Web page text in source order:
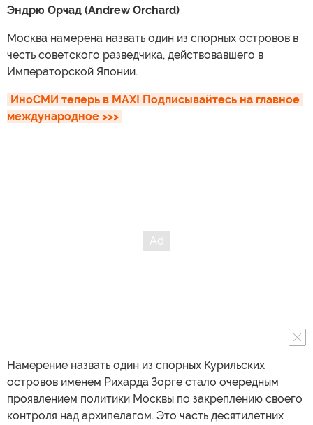
Эндрю Орчад (Andrew Orchard)
Москва намерена назвать один из спорных островов в
честь советского разведчика, действовавшего в
Императорской Японии.
ИноСМИ теперь в MAX! Подписывайтесь на главное
международное >>>
Намерение назвать один из спорных Курильских
островов именем Рихарда Зорге стало очередным
проявлением политики Москвы по закреплению своего
контроля над архипелагом. Это часть десятилетних